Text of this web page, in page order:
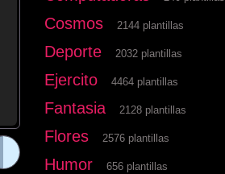
Cosmos 2144 plantillas
Deporte 2032 plantillas
Ejercito 4464 plantillas
Fantasia 2128 plantillas
Flores 2576 plantillas
Humor 656 plantillas